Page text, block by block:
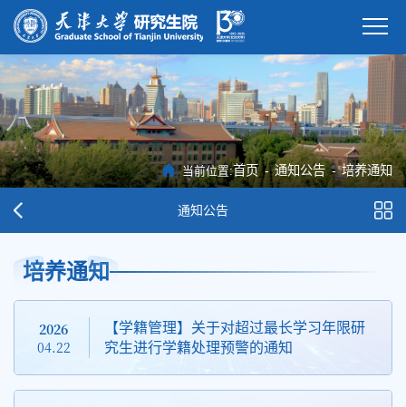
当前位置:首页 - 通知公告 - 培养通知
通知公告
培养通知
2026
04.22
【学籍管理】关于对超过最长学习年限研
究生进行学籍处理预警的通知